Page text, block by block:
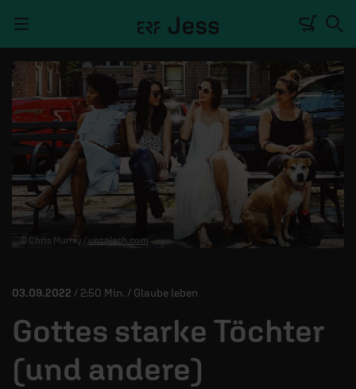
TALKWERK
REPORTAGE
RADIO
DEINE APP
MITMACHEN
ÜBER UNS
© Chris Murray / unsplash.com
03.09.2022 / 2:50 Min. / Glaube leben
Gottes starke Töchter
(und andere)